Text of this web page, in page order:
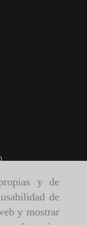
y de
de
y mostrar